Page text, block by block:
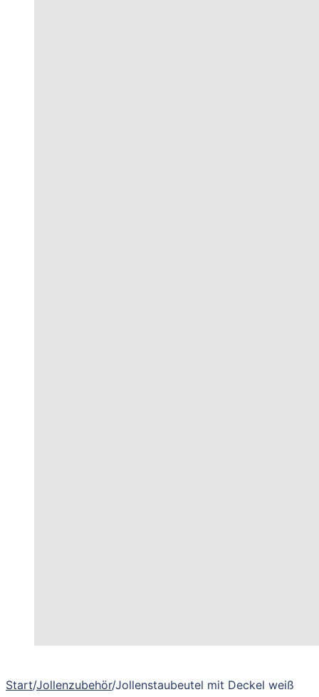
Start/Jollenzubehör/Jollenstaubeutel mit Deckel weiß